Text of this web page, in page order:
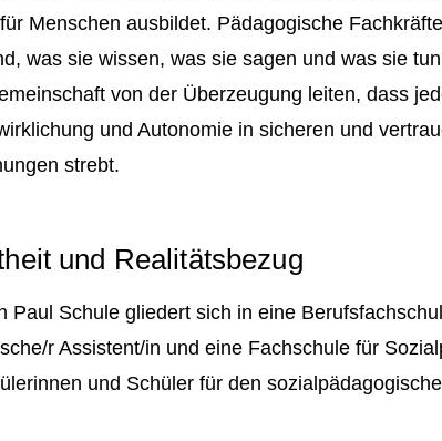
Menschen ausbildet. Pädagogische
was sie wissen, was sie sagen und was sie
von der Überzeugung leiten, dass
und Autonomie in sicheren und
strebt.
und Realitätsbezug
Paul Schule gliedert sich in eine
r Assistent/in und eine Fachschule für
und Schüler für den